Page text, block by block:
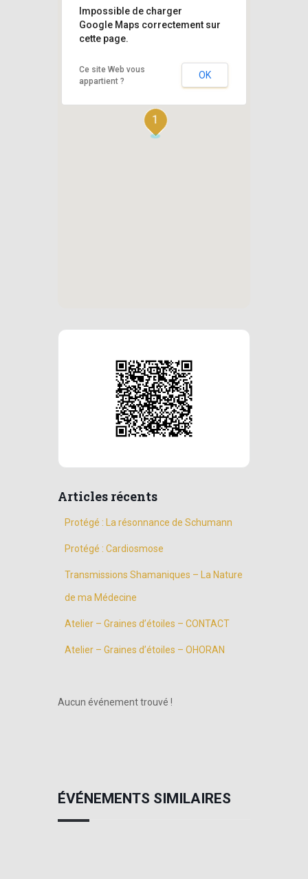
1
Impossible de charger
Google Maps correctement sur
cette page.
Ce site Web vous
appartient ?
OK
Articles récents
Protégé : La résonnance de Schumann
Protégé : Cardiosmose
Transmissions Shamaniques – La Nature
de ma Médecine
Atelier – Graines d’étoiles – CONTACT
Atelier – Graines d’étoiles – OHORAN
Aucun événement trouvé !
ÉVÉNEMENTS SIMILAIRES